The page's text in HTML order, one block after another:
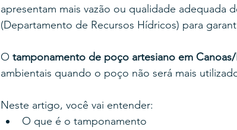
apresentam mais vazão ou qualidade adequada
(Departamento de Recursos Hídricos) para
O tamponamento de poço artesiano em Canoas/
ambientais quando o poço não será mais
Neste artigo, você vai entender:
O que é o tamponamento